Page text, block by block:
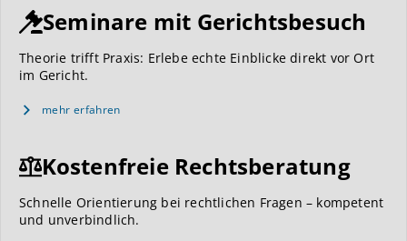
Seminare mit Gerichtsbesuch
Theorie trifft Praxis: Erlebe echte Einblicke direkt vor Ort
im Gericht.
mehr erfahren
Kostenfreie Rechtsberatung
Schnelle Orientierung bei rechtlichen Fragen – kompetent
und unverbindlich.